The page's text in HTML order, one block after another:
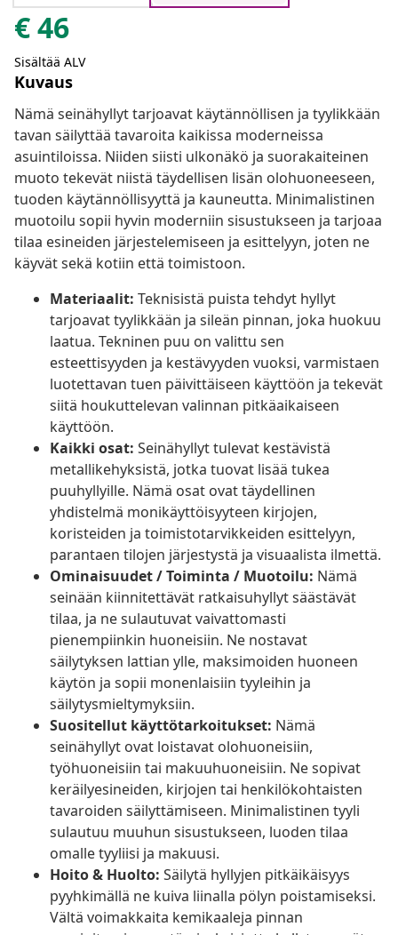
€46
Sisältää ALV
Kuvaus
Nämä seinähyllyt tarjoavat käytännöllisen ja tyylikkään
tavan säilyttää tavaroita kaikissa moderneissa
asuintiloissa. Niiden siisti ulkonäkö ja suorakaiteinen
muoto tekevät niistä täydellisen lisän olohuoneeseen,
tuoden käytännöllisyyttä ja kauneutta. Minimalistinen
muotoilu sopii hyvin moderniin sisustukseen ja tarjoaa
tilaa esineiden järjestelemiseen ja esittelyyn, joten ne
käyvät sekä kotiin että toimistoon.
Materiaalit: Teknisistä puista tehdyt hyllyt
tarjoavat tyylikkään ja sileän pinnan, joka huokuu
laatua. Tekninen puu on valittu sen
esteettisyyden ja kestävyyden vuoksi, varmistaen
luotettavan tuen päivittäiseen käyttöön ja tekevät
siitä houkuttelevan valinnan pitkäaikaiseen
käyttöön.
Kaikki osat: Seinähyllyt tulevat kestävistä
metallikehyksistä, jotka tuovat lisää tukea
puuhyllyille. Nämä osat ovat täydellinen
yhdistelmä monikäyttöisyyteen kirjojen,
koristeiden ja toimistotarvikkeiden esittelyyn,
parantaen tilojen järjestystä ja visuaalista ilmettä.
Ominaisuudet / Toiminta / Muotoilu: Nämä
seinään kiinnitettävät ratkaisuhyllyt säästävät
tilaa, ja ne sulautuvat vaivattomasti
pienempiinkin huoneisiin. Ne nostavat
säilytyksen lattian ylle, maksimoiden huoneen
käytön ja sopii monenlaisiin tyyleihin ja
säilytysmieltymyksiin.
Suositellut käyttötarkoitukset: Nämä
seinähyllyt ovat loistavat olohuoneisiin,
työhuoneisiin tai makuuhuoneisiin. Ne sopivat
keräilyesineiden, kirjojen tai henkilökohtaisten
tavaroiden säilyttämiseen. Minimalistinen tyyli
sulautuu muuhun sisustukseen, luoden tilaa
omalle tyyliisi ja makuusi.
Hoito & Huolto: Säilytä hyllyjen pitkäikäisyys
pyyhkimällä ne kuiva liinalla pölyn poistamiseksi.
Vältä voimakkaita kemikaaleja pinnan